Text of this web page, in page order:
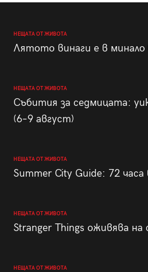
НЕЩАТА ОТ ЖИВОТА
Лятото винаги е в минало
НЕЩАТА ОТ ЖИВОТА
Събития за седмицата:
(6–9 август)
НЕЩАТА ОТ ЖИВОТА
Summer City Guide: 72 часа
НЕЩАТА ОТ ЖИВОТА
Stranger Things оживява
НЕЩАТА ОТ ЖИВОТА